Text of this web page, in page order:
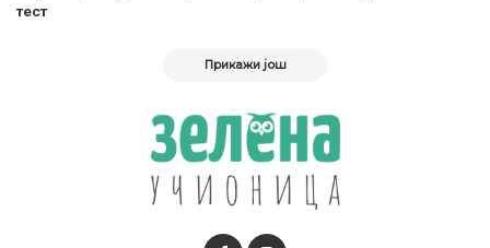
тест
Прикажи још